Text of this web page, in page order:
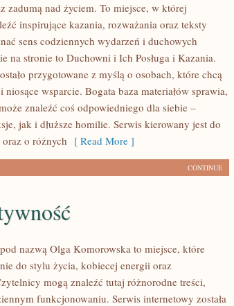
zadumą nad życiem. To miejsce, w której
inspirujące kazania, rozważania oraz teksty
sens codziennych wydarzeń i duchowych
na stronie to Duchowni i Ich Posługa i Kazania.
przygotowane z myślą o osobach, które chcą
wsparcie. Bogata baza materiałów sprawia,
znaleźć coś odpowiedniego dla siebie –
jak i dłuższe homilie. Serwis kierowany jest do
o różnych [ Read More ]
CONTINUE
nazwą Olga Komorowska to miejsce, które
do stylu życia, kobiecej energii oraz
mogą znaleźć tutaj różnorodne treści,
funkcjonowaniu. Serwis internetowy została